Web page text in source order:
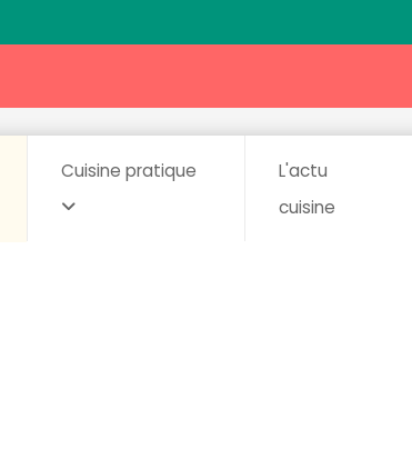
Cuisine pratique
L'actu
cuisine